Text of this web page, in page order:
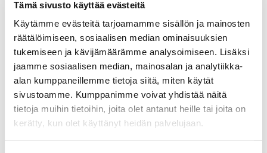
Tämä sivusto käyttää evästeitä
Käytämme evästeitä tarjoamamme sisällön ja mainosten
räätälöimiseen, sosiaalisen median ominaisuuksien
tukemiseen ja kävijämäärämme analysoimiseen. Lisäksi
jaamme sosiaalisen median, mainosalan ja analytiikka-
alan kumppaneillemme tietoja siitä, miten käytät
sivustoamme. Kumppanimme voivat yhdistää näitä
tietoja muihin tietoihin, joita olet antanut heille tai joita on
kerätty, kun olet käyttänyt heidän palvelujaan.
Pöytä koreaksi
Satakuntalainen juhlaruokaperinne on maankuulu.
Kun satakuntalaiset juhlivat, he syövät hyvin ja
monipuolisesti. Lukuisat hirviporukat pitävät huolta
riistan saatavuudesta. Pitopöytien parhaimpaan antiin
kuuluvat tuorejuustot, rosolli eli sallatti, graavattu
siika, monet makkarat ja lihapullat, salaatit, juurekset,